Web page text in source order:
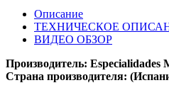
Описание
ТЕХНИЧЕСКОЕ
ВИДЕО ОБЗОР
Производитель: Especialidades
Страна производителя: